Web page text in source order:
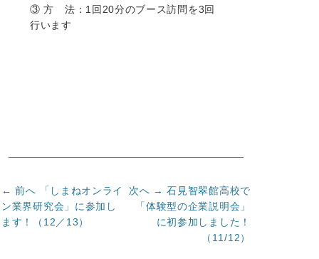
③ 方 法：1回20分のブース訪問を3回
行います
投
稿
ナ
← 前へ
前
の
記
「しまねオンライ
ン業界研究会」に参加し
ます！（12／13）
次へ → 次
の
記
石見智翠館高校で
「体験型の企業説明会」
に初参加しました！
（11/12）